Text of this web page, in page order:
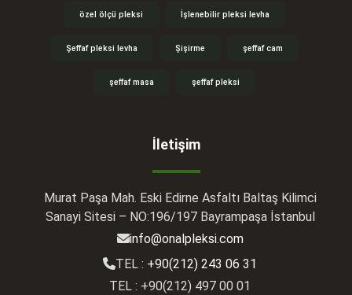
özel ölçü pleksi İşlenebilir pleksi levha
Şeffaf pleksi levha Şişirme şeffaf cam
şeffaf masa şeffaf pleksi
İletişim
Murat Paşa Mah. Eski Edirne Asfaltı Baltaş Kilimci
Sanayi Sitesi – NO:196/197 Bayrampaşa İstanbul
info@onalpleksi.com
TEL : +90(212) 243 06 31
TEL : +90(212) 497 00 01